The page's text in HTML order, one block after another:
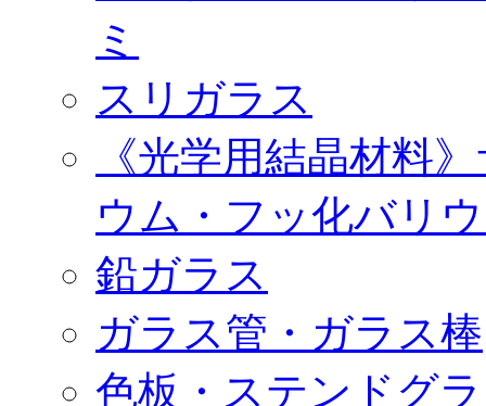
ミ
スリガラス
《光学用結晶材料
ウム・フッ化バリ
鉛ガラス
ガラス管・ガラス棒
色板・ステンドグ